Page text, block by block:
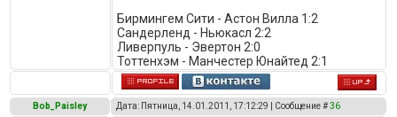
Бирмингем Сити - Астон Вилла 1:2
Сандерленд - Ньюкасл 2:2
Ливерпуль - Эвертон 2:0
Тоттенхэм - Манчестер Юнайтед 2:1
Bob_Paisley Дата: Пятница, 14.01.2011, 17:12:29 | Сообщение #36